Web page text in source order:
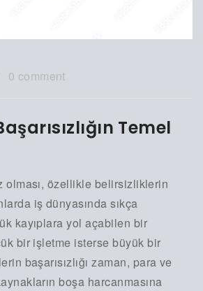
0 comment
Temel
olması, özellikle belirsizliklerin
iş dünyasında sıkça
kayıplara yol açabilen bir
bir işletme isterse büyük bir
başarısızlığı zaman, para ve
boşa harcanmasına